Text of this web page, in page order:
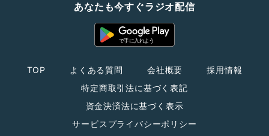
あなたも今すぐラジオ配信
TOP よくある質問 会社概要
採用情報
特定商取引法に基づく表記
資金決済法に基づく表示
サービスプライバシーポリシー